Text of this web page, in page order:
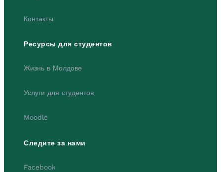
Контакты
Ресурсы для студентов
Жизнь в Молдове
Услуги для студентов
Moodle
Следите за нами
Facebook